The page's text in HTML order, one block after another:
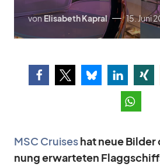
vonElisabeth Kapral 15. Juni
MSC Crui­seshat neue
nung er­war­te­ten